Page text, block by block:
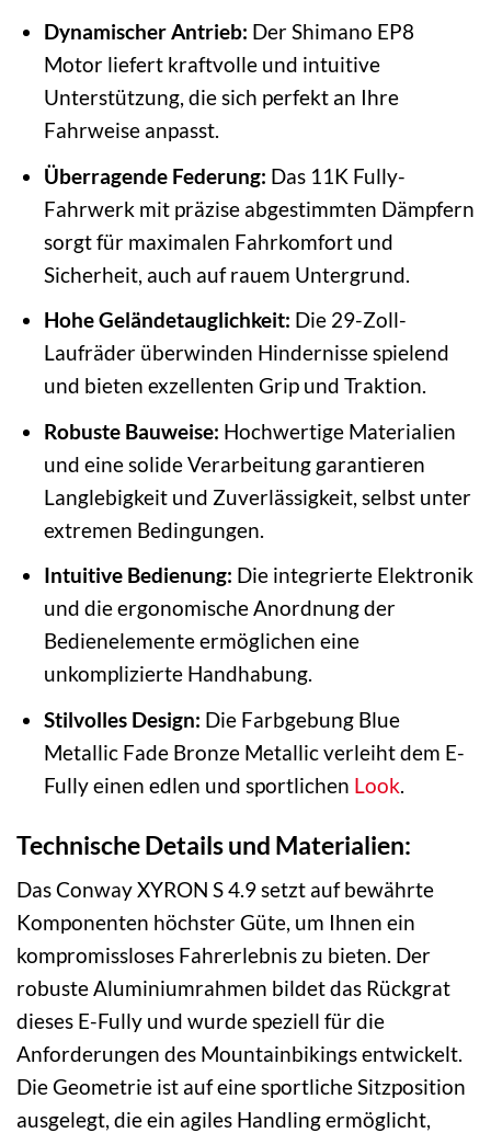
Dynamischer Antrieb: Der Shimano EP8
Motor liefert kraftvolle und intuitive
Unterstützung, die sich perfekt an Ihre
Fahrweise anpasst.
Überragende Federung: Das 11K Fully-
Fahrwerk mit präzise abgestimmten Dämpfern
sorgt für maximalen Fahrkomfort und
Sicherheit, auch auf rauem Untergrund.
Hohe Geländetauglichkeit: Die 29-Zoll-
Laufräder überwinden Hindernisse spielend
und bieten exzellenten Grip und Traktion.
Robuste Bauweise: Hochwertige Materialien
und eine solide Verarbeitung garantieren
Langlebigkeit und Zuverlässigkeit, selbst unter
extremen Bedingungen.
Intuitive Bedienung: Die integrierte Elektronik
und die ergonomische Anordnung der
Bedienelemente ermöglichen eine
unkomplizierte Handhabung.
Stilvolles Design: Die Farbgebung Blue
Metallic Fade Bronze Metallic verleiht dem E-
Fully einen edlen und sportlichen Look.
Technische Details und Materialien:
Das Conway XYRON S 4.9 setzt auf bewährte
Komponenten höchster Güte, um Ihnen ein
kompromissloses Fahrerlebnis zu bieten. Der
robuste Aluminiumrahmen bildet das Rückgrat
dieses E-Fully und wurde speziell für die
Anforderungen des Mountainbikings entwickelt.
Die Geometrie ist auf eine sportliche Sitzposition
ausgelegt, die ein agiles Handling ermöglicht,